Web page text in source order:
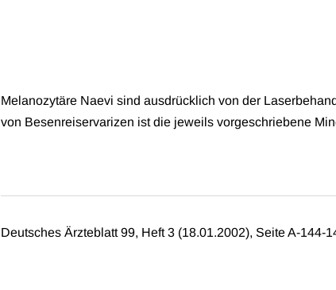
Melanozytäre Naevi sind ausdrücklich von der
von Besenreiservarizen ist die jeweils vorgeschriebene
Deutsches Ärzteblatt 99, Heft 3 (18.01.2002), Seite A-144-